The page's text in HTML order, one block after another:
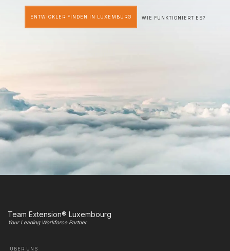
ENTWICKLER FINDEN IN LUXEMBURG WIE FUNKTIONIERT ES?
Team Extension® Luxembourg
Your Leading Workforce Partner
ÜBER UNS